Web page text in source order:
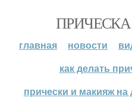
главная новости
как делать
прически и макияж на